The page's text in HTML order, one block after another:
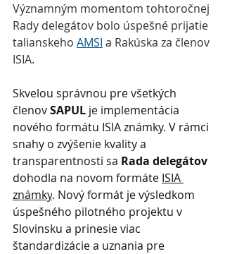
Významným momentom tohtoročnej
Rady delegátov bolo úspešné prijatie
talianskeho AMSI a Rakúska za členov
ISIA.
Skvelou správnou pre všetkých
členov SAPUL je implementácia
nového formátu ISIA známky. V rámci
snahy o zvýšenie kvality a
transparentnosti sa Rada delegátov
dohodla na novom formáte ISIA
známky. Nový formát je výsledkom
úspešného pilotného projektu v
Slovinsku a prinesie viac
štandardizácie a uznania pre